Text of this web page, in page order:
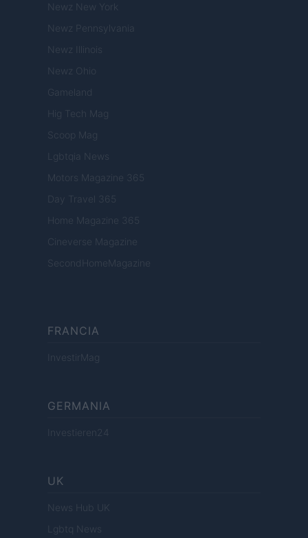
Newz New York
Newz Pennsylvania
Newz Illinois
Newz Ohio
Gameland
Hig Tech Mag
Scoop Mag
Lgbtqia News
Motors Magazine 365
Day Travel 365
Home Magazine 365
Cineverse Magazine
SecondHomeMagazine
FRANCIA
InvestirMag
GERMANIA
Investieren24
UK
News Hub UK
Lgbtq News